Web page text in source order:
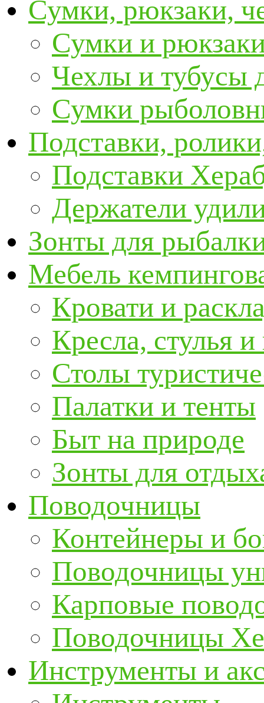
Сумки, рюкзаки,
Сумки и
Чехлы и тубусы
Сумки
Подставки,
Подставки
Держатели
Зонты для
Мебель
Кровати и
Кресла, стулья
Столы
Палатки и тенты
Быт на природе
Зонты для
Поводочницы
Контейнеры и
Поводочницы
Карповые
Поводочницы
Инструменты и